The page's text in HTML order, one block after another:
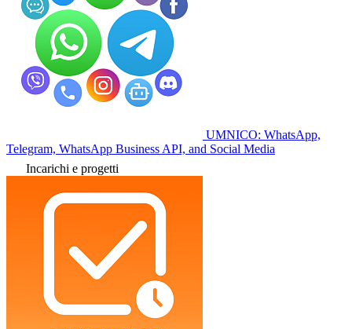
UMNICO: WhatsApp,
Telegram, WhatsApp Business API, and Social Media
Incarichi e progetti